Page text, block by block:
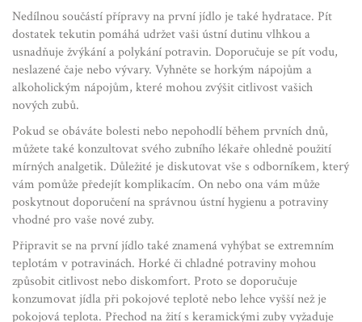
Nedílnou součástí přípravy na první jídlo je také hydratace. Pít
dostatek tekutin pomáhá udržet vaši ústní dutinu vlhkou a
usnadňuje žvýkání a polykání potravin. Doporučuje se pít vodu,
neslazené čaje nebo vývary. Vyhněte se horkým nápojům a
alkoholickým nápojům, které mohou zvýšit citlivost vašich
nových zubů.
Pokud se obáváte bolesti nebo nepohodlí během prvních dnů,
můžete také konzultovat svého zubního lékaře ohledně použití
mírných analgetik. Důležité je diskutovat vše s odborníkem, který
vám pomůže předejít komplikacím. On nebo ona vám může
poskytnout doporučení na správnou ústní hygienu a potraviny
vhodné pro vaše nové zuby.
Připravit se na první jídlo také znamená vyhýbat se extremním
teplotám v potravinách. Horké či chladné potraviny mohou
způsobit citlivost nebo diskomfort. Proto se doporučuje
konzumovat jídla při pokojové teplotě nebo lehce vyšší než je
pokojová teplota. Přechod na žití s keramickými zuby vyžaduje